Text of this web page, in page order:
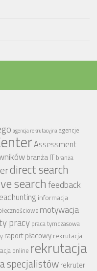
agencja rekrutacyjnaagencje
Assessment
branża IT branża
direct search
searchfeedback
informacja
motywacja
pracy praca tymczasowa
raport płacowyrekrutacja
online rekrutacja
specjalistówrekruter